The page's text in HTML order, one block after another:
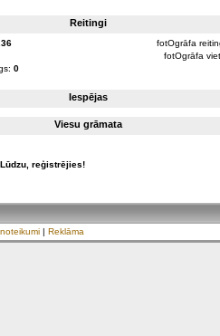
Reitingi
0
fotOgrāfa
fotOgrāfa
Iespējas
Viesu grāmata
reģistrējies!
| Reklāma